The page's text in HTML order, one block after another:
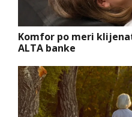
Komfor po meri
ALTA banke